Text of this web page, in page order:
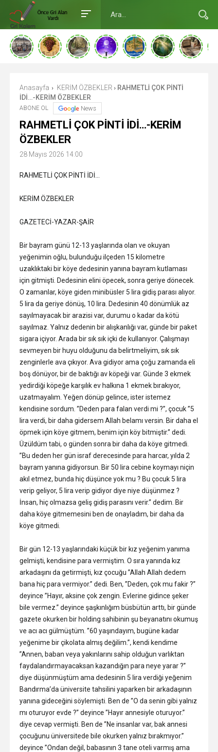
Anasayfa › KERİM ÖZBEKLER › RAHMETLİ ÇOK PİNTİ
İDİ…-KERİM ÖZBEKLER
ABONE OL News
RAHMETLİ ÇOK PİNTİ İDİ…-KERİM
ÖZBEKLER
28 Mayıs 2026 14:00
RAHMETLİ ÇOK PİNTİ İDİ…
KERİM ÖZBEKLER
GAZETECİ-YAZAR-ŞAİR
Bir bayram günü 12-13 yaşlarında olan ve okuyan
yeğenimin oğlu, bulunduğu ilçeden 15 kilometre
uzaklıktaki bir köye dedesinin yanına bayram kutlaması
için gitmişti. Dedesinin elini öpecek, sonra geriye dönecek.
O zamanlar, köye giden minibüsler 5 lira gidiş parası alıyor.
5 lira da geriye dönüş, 10 lira. Dedesinin 40 dönümlük az
sayılmayacak bir arazisi var, durumu o kadar da kötü
sayılmaz. Yalnız dedenin bir alışkanlığı var, günde bir paket
sigara içiyor. Arada bir sık sık içki de kullanıyor. Çalışmayı
sevmeyen bir huyu olduğunu da belirtmeliyim, sık sık
zenginlerle ava çıkıyor. Ava gidiyor ama çoğu zamanda eli
boş dönüyor, bir de baktığı av köpeği var. Günde 3 ekmek
yedirdiği köpeğe karşılık ev halkına 1 ekmek bırakıyor,
uzatmayalım. Yeğen dönüp gelince, ister istemez
kendisine sordum. ”Deden para falan verdi mi ?”, çocuk ”5
lira verdi, bir daha gidersem Allah belamı versin. Bir daha el
öpmek için köye gitmem, benim için köy bitmiştir.” dedi.
Üzüldüm tabi, o günden sonra bir daha da köye gitmedi.
”Bu deden her gün israf derecesinde para harcar, yılda 2
bayram yanına gidiyorsun. Bir 50 lira cebine koymayı niçin
akıl etmez, bunda hiç düşünce yok mu ? Bu çocuk 5 lira
verip geliyor, 5 lira verip gidiyor diye niye düşünmez ?
İnsan, hiç olmazsa geliş gidiş parasını verir.” dedim. Bir
daha köye gitmemesini ben de onayladım, bir daha da
köye gitmedi.
Bir gün 12-13 yaşlarındaki küçük bir kız yeğenim yanıma
gelmişti, kendisine para vermiştim. O sıra yanında kız
arkadaşını da getirmişti, kız çocuğu ”Allah Allah dedem
bana hiç para vermiyor.” dedi. Ben, ”Deden, çok mu fakir ?”
deyince ”Hayır, aksine çok zengin. Evlerine gidince şeker
bile vermez.” deyince şaşkınlığım büsbütün arttı, bir günde
gazete okurken bir holding sahibinin şu beyanatını okumuş
ve acı acı gülmüştüm. ”60 yaşındayım, bugüne kadar
yeğenime bir çikolata almış değilim.”, kendi kendime
”Annen, baban veya yakınlarını sahip olduğun varlıktan
faydalandırmayacaksan kazandığın para neye yarar ?”
diye düşünmüştüm ama dedesinin 5 lira verdiği yeğenim
Bandırma’da üniversite tahsilini yaparken bir arkadaşının
yanına gideceğini söylemişti. Ben de ”O da senin gibi yalnız
mı oturuyor evde ?” deyince ”Hayır annesiyle oturuyor.”
diye cevap vermişti. Ben de ”Ne insanlar var, bak annesi
çocuğunu üniversitede bile okurken yalnız bırakmıyor.”
deyince ”Ondan değil, babasının 3 tane oteli varmış ama